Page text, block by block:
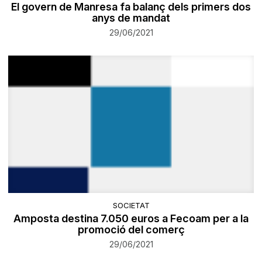
El govern de Manresa fa balanç dels primers dos
anys de mandat
29/06/2021
SOCIETAT
Amposta destina 7.050 euros a Fecoam per a la
promoció del comerç
29/06/2021